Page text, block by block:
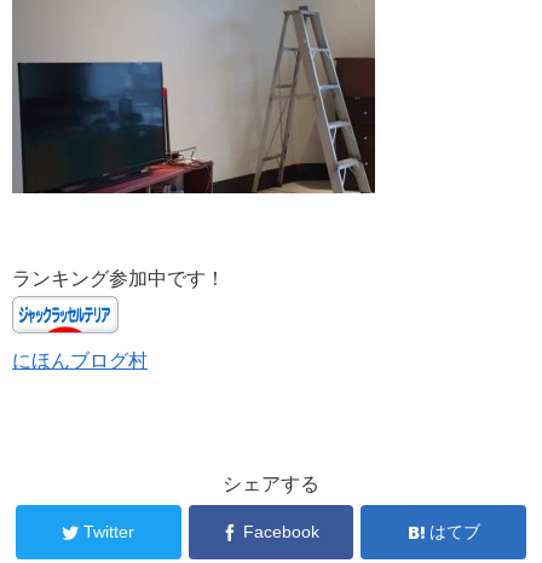
ランキング参加中です！
にほんブログ村
シェアする
Twitter Facebook はてブ